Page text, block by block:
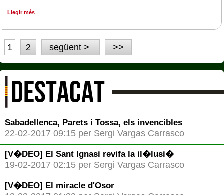
Llegir més
1 2 següent > >>
DESTACAT
Sabadellenca, Parets i Tossa, els invencibles
22-02-2017 09:15 per Sergi Vargas Carrasco
[V�DEO] El Sant Ignasi revifa la il�lusi�
19-02-2017 02:15 per Sergi Vargas Carrasco
[V�DEO] El miracle d'Osor